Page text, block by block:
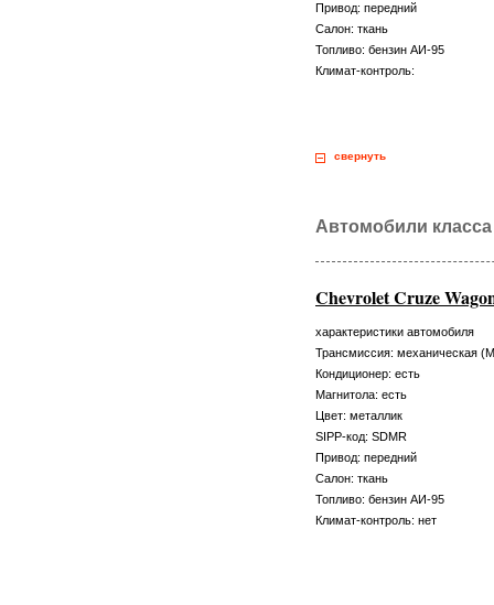
Привод: передний
Салон: ткань
Топливо: бензин АИ-95
Климат-контроль:
свернуть
Автомобили
Chevrolet Cruze
характеристики автомобиля
Трансмиссия: механическая
Кондиционер: есть
Магнитола: есть
Цвет: металлик
SIPP-код: SDMR
Привод: передний
Салон: ткань
Топливо: бензин АИ-95
Климат-контроль: нет